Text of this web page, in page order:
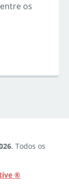
os
. Todos os
®